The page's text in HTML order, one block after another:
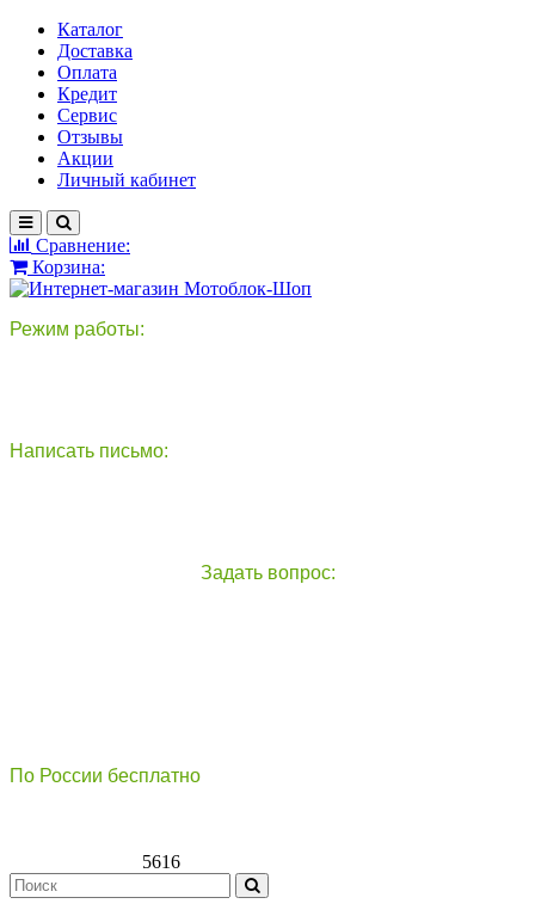
Каталог
Доставка
Оплата
Кредит
Сервис
Отзывы
Акции
Личный кабинет
Сравнение:
Корзина:
Режим работы:
Написать письмо:
Задать вопрос:
По России бесплатно
5616